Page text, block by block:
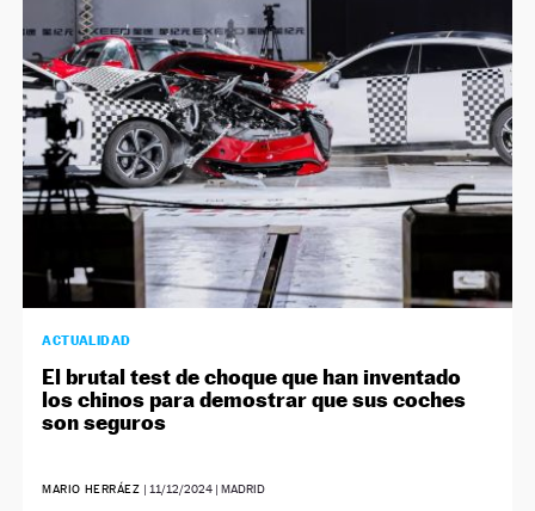
ACTUALIDAD
El brutal test de choque que han inventado
los chinos para demostrar que sus coches
son seguros
MARIO HERRÁEZ | 11/12/2024 | MADRID